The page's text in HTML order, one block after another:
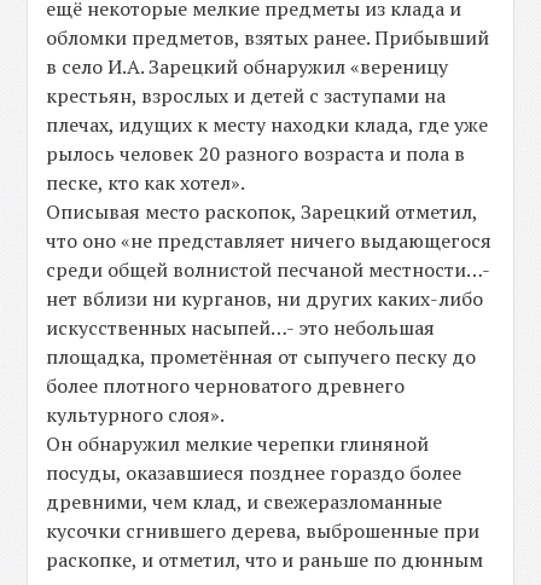
ещё некоторые мелкие предметы из клада и
обломки предметов, взятых ранее. Прибывший
в село И.А. Зарецкий обнаружил «вереницу
крестьян, взрослых и детей с заступами на
плечах, идущих к месту находки клада, где уже
рылось человек 20 разного возраста и пола в
песке, кто как хотел».
Описывая место раскопок, Зарецкий отметил,
что оно «не представляет ничего выдающегося
среди общей волнистой песчаной местности…-
нет вблизи ни курганов, ни других каких-либо
искусственных насыпей…- это небольшая
площадка, прометённая от сыпучего песку до
более плотного черноватого древнего
культурного слоя».
Он обнаружил мелкие черепки глиняной
посуды, оказавшиеся позднее гораздо более
древними, чем клад, и свежеразломанные
кусочки сгнившего дерева, выброшенные при
раскопке, и отметил, что и раньше по дюнным